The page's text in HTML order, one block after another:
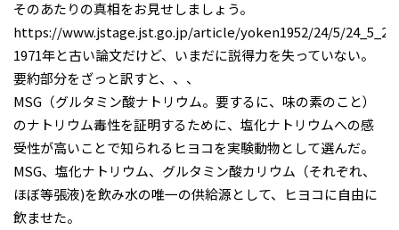
そのあたりの真相をお見せしましょう。
https://www.jstage.jst.go.jp/article/yoken1952/24/5/
1971年と古い論文だけど、いまだに説得力を失っていない。
要約部分をざっと訳すと、、、
MSG（グルタミン酸ナトリウム。要するに、味の素のこと）
のナトリウム毒性を証明するために、塩化ナトリウムへの感
受性が高いことで知られるヒヨコを実験動物として選んだ。
MSG、塩化ナトリウム、グルタミン酸カリウム（それぞれ、
ほぼ等張液)を飲み水の唯一の供給源として、ヒヨコに自由に
飲ませた。